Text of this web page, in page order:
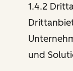
1.4.2
und